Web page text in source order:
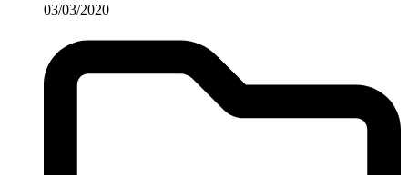
03/03/2020